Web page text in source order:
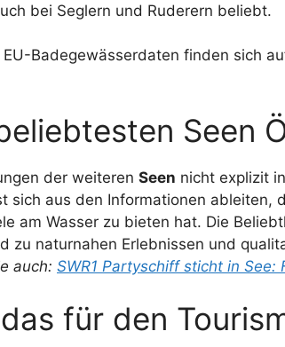
bei Seglern und Ruderern beliebt.
Badegewässerdaten finden sich
Seen
der weiteren Seen nicht explizit
sich aus den Informationen ableiten,
am Wasser zu bieten hat. Die
zu naturnahen Erlebnissen und
auch: SWR1 Partyschiff sticht in See:
für den